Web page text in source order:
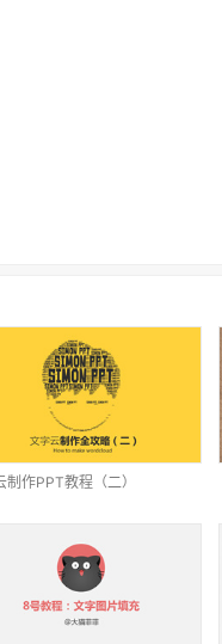
制作PPT教程（二）